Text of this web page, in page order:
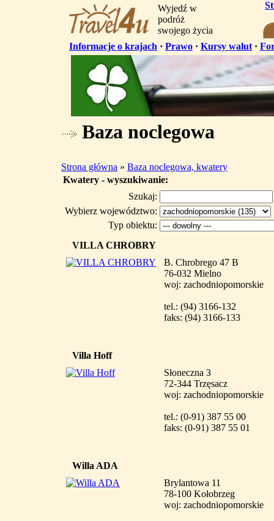
Wyjedź w
podróż
swojego życia
Informacje o krajach · Prawo · Kursy walut ·
Baza noclegowa
Strona główna » Baza noclegowa, kwatery
Kwatery - wyszukiwanie:
Szukaj:
Wybierz województwo:
Typ obiektu:
VILLA CHROBRY
B. Chrobrego 47 B
76-032 Mielno
woj: zachodniopomorskie
tel.: (94) 3166-132
faks: (94) 3166-133
Villa Hoff
Słoneczna 3
72-344 Trzęsacz
woj: zachodniopomorskie
tel.: (0-91) 387 55 00
faks: (0-91) 387 55 01
Willa ADA
Brylantowa 11
78-100 Kołobrzeg
woj: zachodniopomorskie